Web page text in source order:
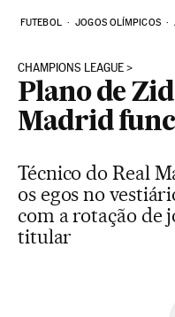
FUTEBOL JOGOS OLÍMPICOS
CHAMPIONS LEAGUE
Plano de
Madrid
Técnico do Real
os egos no
com a rotação de
titular